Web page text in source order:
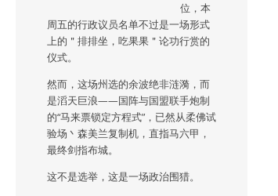
位，本
周五的行政议员名单不过是一场形式
上的＂排排坐，吃果果＂论功行赏的
仪式。
然而，这场州选的余波绝非涟漪，而
是滔天巨浪——国阵与国盟联手炮制
的“马来票锁定方程式”，已然从柔佛试
验场丶森美兰复制机，直指马六甲，
最终剑指布城。
这不是选举，这是一场政治围猎。